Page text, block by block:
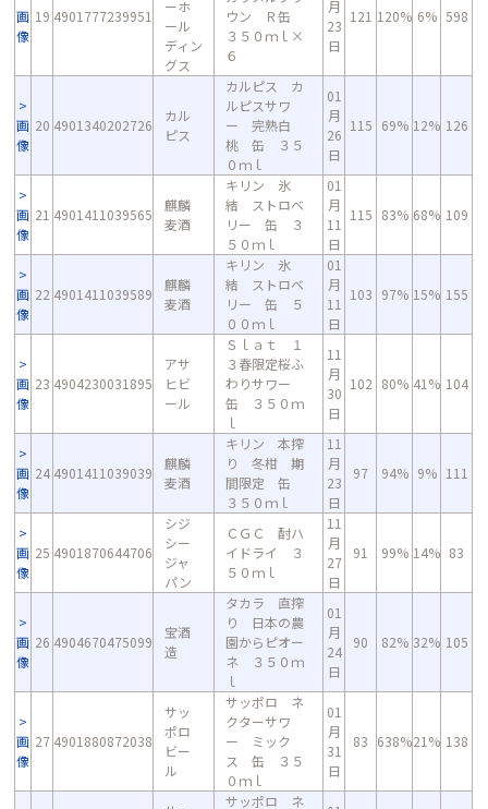
画
像
19 4901777239951
ーホ
ール
ディン
グス
ウン Ｒ缶
３５０ｍｌ×
６
月
23
日
121 120% 6% 598
画
像
20 4901340202726
カル
ピス
カルピス カ
ルピスサワ
ー 完熟白
桃 缶 ３５
０ｍｌ
01
月
26
日
115 69% 12% 126
画
像
21 4901411039565
麒麟
麦酒
キリン 氷
結 ストロベ
リー 缶 ３
５０ｍｌ
01
月
11
日
115 83% 68% 109
画
像
22 4901411039589
麒麟
麦酒
キリン 氷
結 ストロベ
リー 缶 ５
００ｍｌ
01
月
11
日
103 97% 15% 155
画
像
23 4904230031895
アサ
ヒビ
ール
Ｓｌａｔ １
３春限定桜ふ
わりサワー
缶 ３５０ｍ
ｌ
11
月
30
日
102 80% 41% 104
画
像
24 4901411039039
麒麟
麦酒
キリン 本搾
り 冬柑 期
間限定 缶
３５０ｍｌ
11
月
23
日
97 94% 9% 111
画
像
25 4901870644706
シジ
シー
ジャ
パン
ＣＧＣ 酎ハ
イドライ ３
５０ｍｌ
11
月
27
日
91 99% 14% 83
画
像
26 4904670475099
宝酒
造
タカラ 直搾
り 日本の農
園からピオー
ネ ３５０ｍ
ｌ
01
月
24
日
90 82% 32% 105
画
像
27 4901880872038
サッ
ポロ
ビー
ル
サッポロ ネ
クターサワ
ー ミック
ス 缶 ３５
０ｍｌ
01
月
31
日
83 638%21% 138
サッポロ ネ